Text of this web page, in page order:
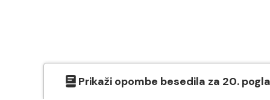
Prikaži opombe besedila za 20.